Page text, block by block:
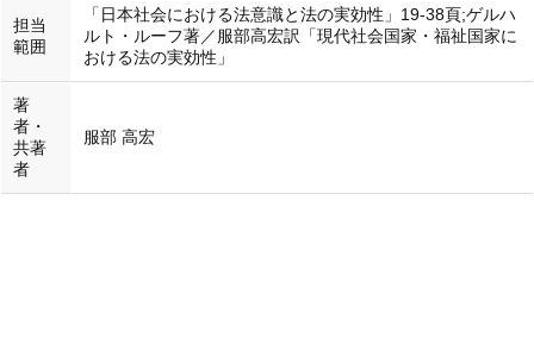
担当
範囲
「日本社会における法意識と法の実効性」19-38頁;ゲルハ
ルト・ルーフ著／服部高宏訳「現代社会国家・福祉国家に
おける法の実効性」
著
者・
共著
者
服部 高宏